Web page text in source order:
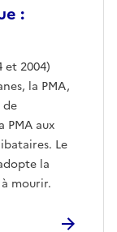
:
et 2004)
la PMA,
de
PMA aux
Le
la
mourir.